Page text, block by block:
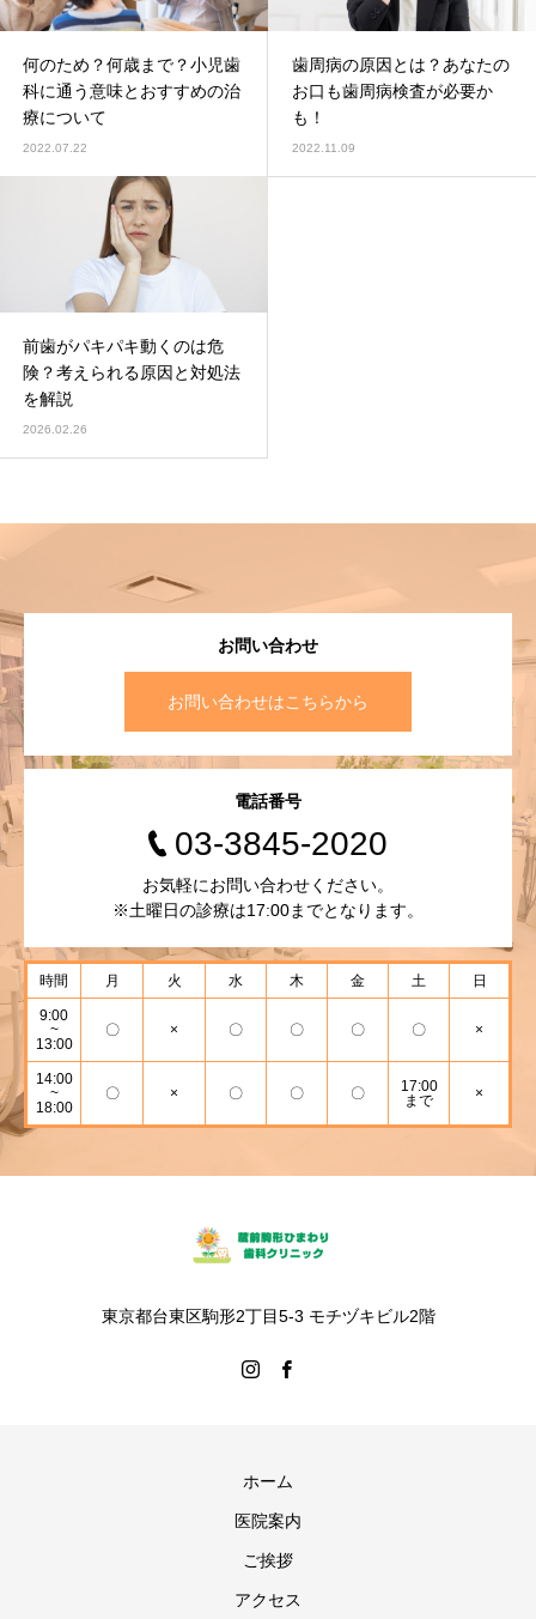
何のため？何歳まで？小児歯
科に通う意味とおすすめの治
療について
2022.07.22
歯周病の原因とは？あなたの
お口も歯周病検査が必要か
も！
2022.11.09
前歯がパキパキ動くのは危
険？考えられる原因と対処法
を解説
2026.02.26
お問い合わせ
お問い合わせはこちらから
電話番号
03-3845-2020
お気軽にお問い合わせください。
※土曜日の診療は17:00までとなります。
時間 月 火 水 木 金 土 日
9:00
~
13:00
〇 × 〇 〇 〇 〇 ×
14:00
~
18:00
〇 × 〇 〇 〇
17:00
まで
×
東京都台東区駒形2丁目5-3 モチヅキビル2階
ホーム
医院案内
ご挨拶
アクセス